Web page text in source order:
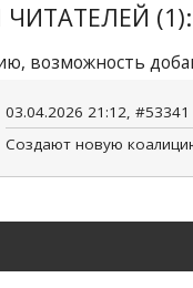
(1):
возможность
03.04.2026 21:12, #53341
Создают новую